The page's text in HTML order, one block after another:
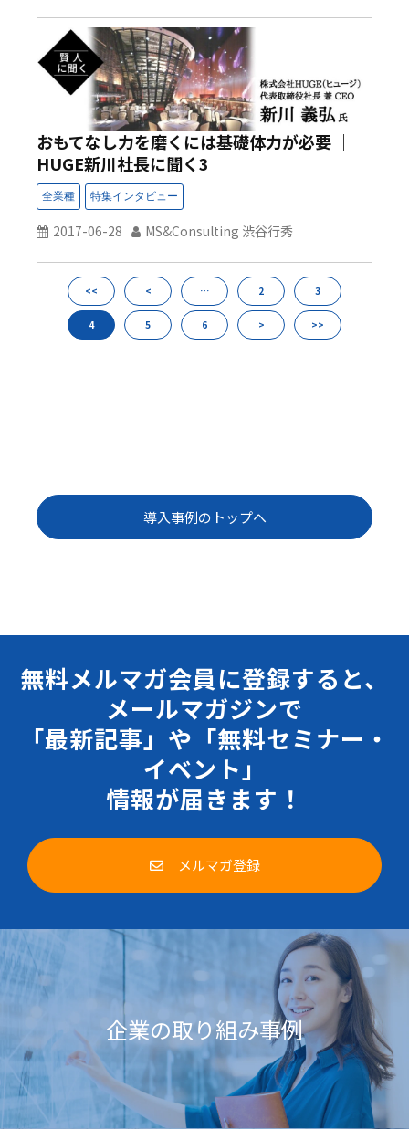
おもてなし力を磨くには基礎体力が必要 ｜
HUGE新川社長に聞く3
2017-06-28 MS&Consulting 渋谷行秀
<< < … 2 3
4 5 6 > >>
導入事例のトップへ
無料メルマガ会員に登録すると、
メールマガジンで
「最新記事」や「無料セミナー・
イベント」
情報が届きます！
メルマガ登録
企業の取り組み事例